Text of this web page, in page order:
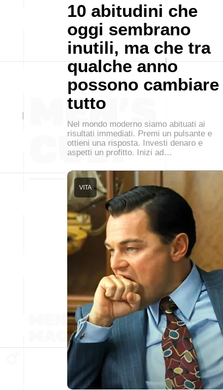
10 abitudini che
oggi sembrano
inutili, ma che tra
qualche anno
possono cambiare
tutto
Nel mondo moderno siamo abituati ai
risultati immediati. Premi un pulsante e
ottieni una risposta. Investi denaro e
aspetti un profitto. Inizi ad…
VITA